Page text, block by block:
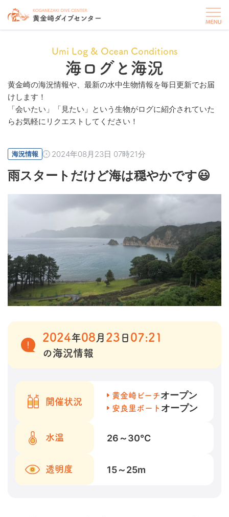
Umi Log & Ocean Conditions
海ログと海況
黄金崎の海況情報や、最新の水中生物情報を毎日更新でお届
けします！
「会いたい」「見たい」という生物がログに紹介されていた
らお気軽にリクエストしてください！
海況情報 2024年08月23日 07時21分
雨スタートだけど海は穏やかです😃
2024年08 月 23 日 07:21
の海況情報
開催状況
黄金崎ビーチオープン
安良里ボート オープン
水温 26～30℃
透明度 15～25m